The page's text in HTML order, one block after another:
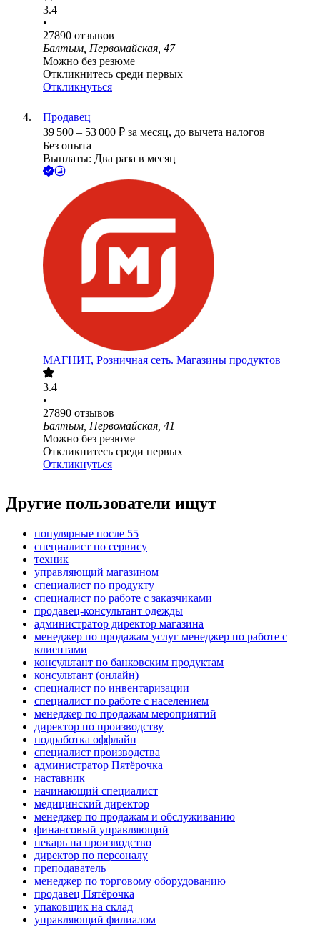
3.4
•
27890 отзывов
Балтым, Первомайская, 47
Можно без резюме
Откликнитесь среди первых
Откликнуться
Продавец
39 500 – 53 000 ₽ за месяц, до вычета налогов
Без опыта
Выплаты: Два раза в месяц
МАГНИТ, Розничная сеть. Магазины продуктов
3.4
•
27890 отзывов
Балтым, Первомайская, 41
Можно без резюме
Откликнитесь среди первых
Откликнуться
Другие пользователи ищут
популярные после 55
специалист по сервису
техник
управляющий магазином
специалист по продукту
специалист по работе с заказчиками
продавец-консультант одежды
администратор директор магазина
менеджер по продажам услуг менеджер по работе с
клиентами
консультант по банковским продуктам
консультант (онлайн)
специалист по инвентаризации
специалист по работе с населением
менеджер по продажам мероприятий
директор по производству
подработка оффлайн
специалист производства
администратор Пятёрочка
наставник
начинающий специалист
медицинский директор
менеджер по продажам и обслуживанию
финансовый управляющий
пекарь на производство
директор по персоналу
преподаватель
менеджер по торговому оборудованию
продавец Пятёрочка
упаковщик на склад
управляющий филиалом